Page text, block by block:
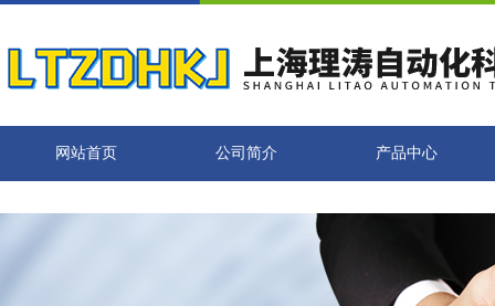
网站首页 公司简介 产品中心